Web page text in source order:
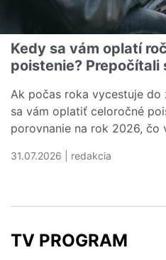
Kedy sa vám oplatí
poistenie? Prepočítali
Ak počas roka vycestuje do
sa vám oplatiť celoročné
porovnanie na rok 2026, čo
31.07.2026 | redakcia
TV PROGRAM